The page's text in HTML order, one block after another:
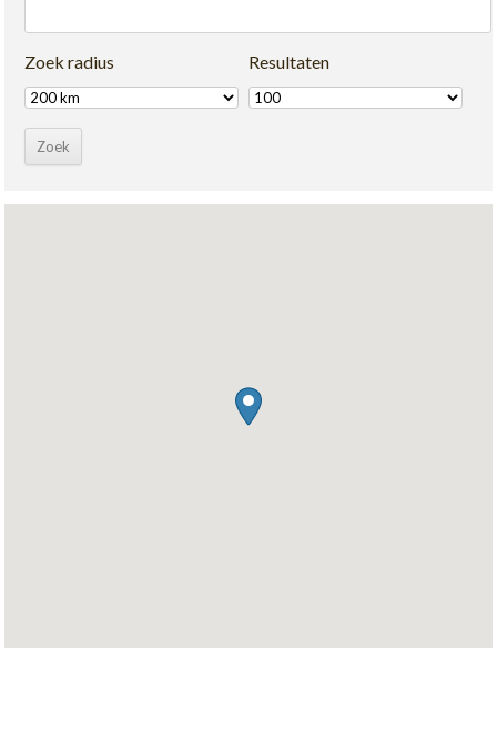
Zoek radius Resultaten